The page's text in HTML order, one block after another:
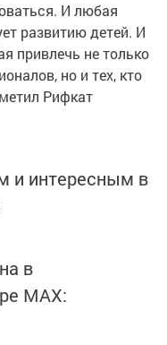
И любая
развитию детей. И
привлечь не только
но и тех, кто
Рифкат
и интересным в
в
MАХ: